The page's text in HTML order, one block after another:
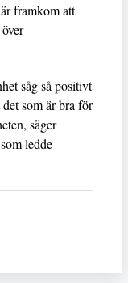
framkom att
såg så positivt
som är bra för
säger
ledde